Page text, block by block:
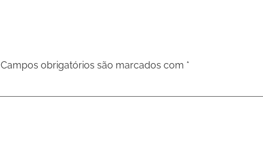
Campos obrigatórios são marcados com *